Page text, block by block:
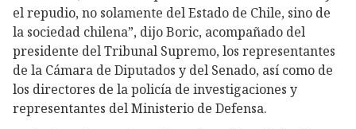
el repudio, no solamente del Estado de Chile, sino de
la sociedad chilena”, dijo Boric, acompañado del
presidente del Tribunal Supremo, los representantes
de la Cámara de Diputados y del Senado, así como de
los directores de la policía de investigaciones y
representantes del Ministerio de Defensa.